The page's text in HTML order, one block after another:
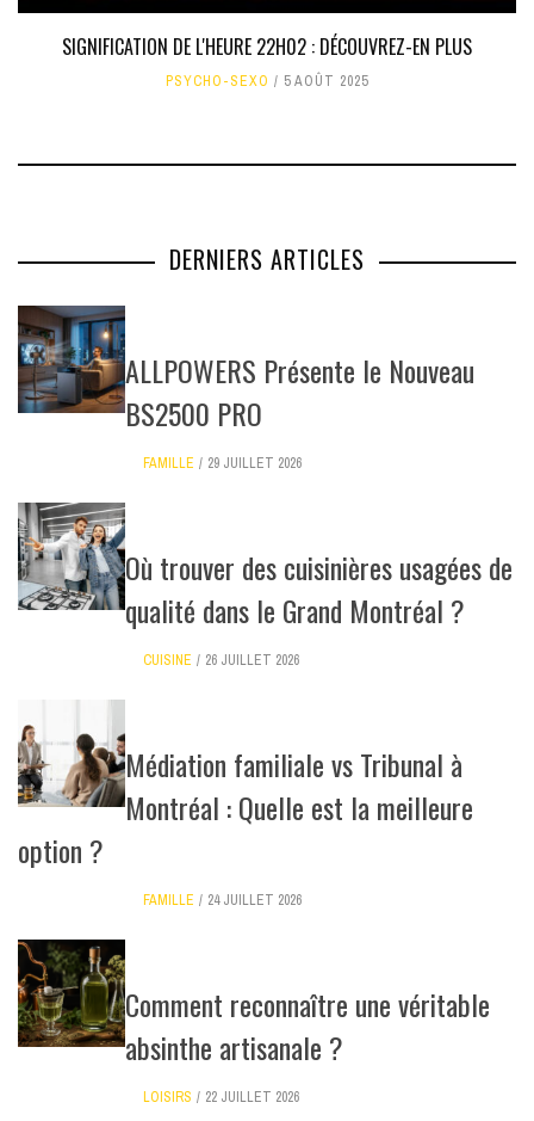
SIGNIFICATION DE L'HEURE 22H02 : DÉCOUVREZ-EN PLUS
PSYCHO-SEXO 5 AOÛT 2025
DERNIERS ARTICLES
ALLPOWERS Présente le Nouveau
BS2500 PRO
FAMILLE 29 JUILLET 2026
Où trouver des cuisinières usagées de
qualité dans le Grand Montréal ?
CUISINE 26 JUILLET 2026
Médiation familiale vs Tribunal à
Montréal : Quelle est la meilleure
option ?
FAMILLE 24 JUILLET 2026
Comment reconnaître une véritable
absinthe artisanale ?
LOISIRS 22 JUILLET 2026